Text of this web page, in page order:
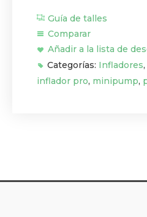
Guía de talles
Comparar
Añadir a la lista de
Categorías: Infladores,
inflador pro, minipump,